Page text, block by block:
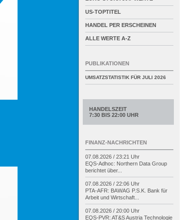
US-TOPTITEL
HANDEL PER ERSCHEINEN
ALLE WERTE A-Z
PUBLIKATIONEN
UMSATZSTATISTIK FÜR JULI 2026
HANDELSZEIT
7:30 BIS 22:00 UHR
FINANZ-NACHRICHTEN
07.08.2026 / 23:21 Uhr
EQS-Adhoc: Northern Data Group
berichtet über...
07.08.2026 / 22:06 Uhr
PTA-AFR: BAWAG P.S.K. Bank für
Arbeit und Wirtschaft...
07.08.2026 / 20:00 Uhr
EQS-PVR: AT&S Austria Technologie